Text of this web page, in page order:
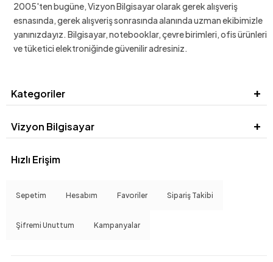
2005'ten bugüne, Vizyon Bilgisayar olarak gerek alışveriş
esnasında, gerek alışveriş sonrasında alanında uzman ekibimizle
yanınızdayız. Bilgisayar, notebooklar, çevre birimleri, ofis ürünleri
ve tüketici elektroniğinde güvenilir adresiniz.
Kategoriler
Vizyon Bilgisayar
Hızlı Erişim
Sepetim Hesabım Favoriler Sipariş Takibi
Şifremi Unuttum Kampanyalar